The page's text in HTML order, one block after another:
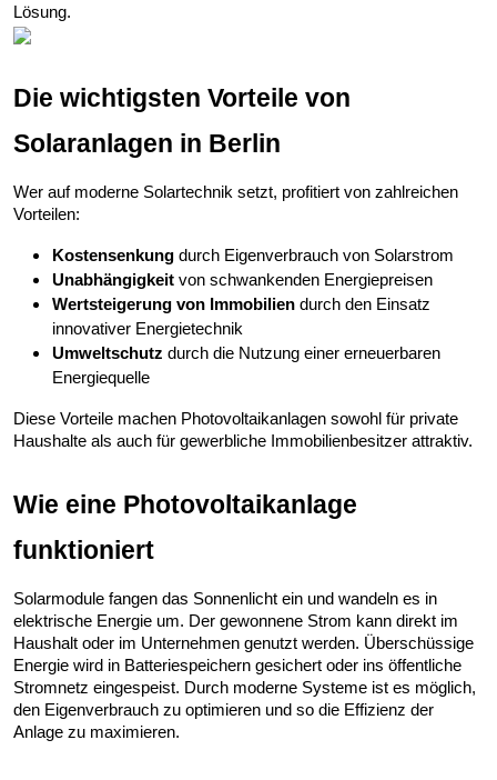
Lösung.
Die wichtigsten Vorteile von
Solaranlagen in Berlin
Wer auf moderne Solartechnik setzt, profitiert von zahlreichen
Vorteilen:
Kostensenkung durch Eigenverbrauch von Solarstrom
Unabhängigkeit von schwankenden Energiepreisen
Wertsteigerung von Immobilien durch den Einsatz
innovativer Energietechnik
Umweltschutz durch die Nutzung einer erneuerbaren
Energiequelle
Diese Vorteile machen Photovoltaikanlagen sowohl für private
Haushalte als auch für gewerbliche Immobilienbesitzer attraktiv.
Wie eine Photovoltaikanlage
funktioniert
Solarmodule fangen das Sonnenlicht ein und wandeln es in
elektrische Energie um. Der gewonnene Strom kann direkt im
Haushalt oder im Unternehmen genutzt werden. Überschüssige
Energie wird in Batteriespeichern gesichert oder ins öffentliche
Stromnetz eingespeist. Durch moderne Systeme ist es möglich,
den Eigenverbrauch zu optimieren und so die Effizienz der
Anlage zu maximieren.